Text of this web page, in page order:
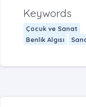
Keywords
Çocuk ve Sanat
Benlik Algısı